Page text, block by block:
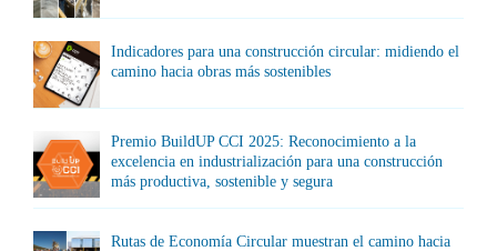
Indicadores para una construcción circular: midiendo el
camino hacia obras más sostenibles
Premio BuildUP CCI 2025: Reconocimiento a la
excelencia en industrialización para una construcción
más productiva, sostenible y segura
Rutas de Economía Circular muestran el camino hacia